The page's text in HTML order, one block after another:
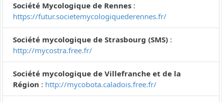
Société Mycologique de Rennes :
https://futur.societemycologiquederennes.fr/
Société mycologique de Strasbourg (SMS) :
http://mycostra.free.fr/
Société mycologique de Villefranche et de la
Région : http://mycobota.caladois.free.fr/